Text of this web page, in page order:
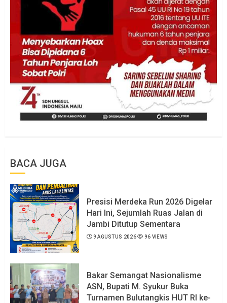
BACA JUGA
Presisi Merdeka Run 2026 Digelar
Hari Ini, Sejumlah Ruas Jalan di
Jambi Ditutup Sementara
9 AGUSTUS 2026 96 VIEWS
Bakar Semangat Nasionalisme
ASN, Bupati M. Syukur Buka
Turnamen Bulutangkis HUT RI ke-